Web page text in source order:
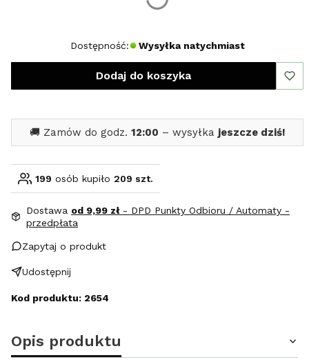
Dostępność: Wysyłka natychmiast
Dodaj do koszyka
🚚 Zamów do godz. 12:00 – wysyłka jeszcze dziś!
199 osób kupiło 209 szt.
Dostawa od 9,99 zł - DPD Punkty Odbioru / Automaty -
przedpłata
Zapytaj o produkt
Udostępnij
Kod produktu: 2654
Opis produktu